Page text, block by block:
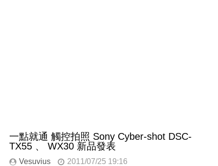
一點就通 觸控拍照 Sony Cyber-shot DSC-
TX55 、 WX30 新品發表
Vesuvius 2011/07/25 19:16